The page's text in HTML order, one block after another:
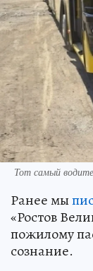
Тот самый
Ранее мы
«Ростов
пожилому
сознание.